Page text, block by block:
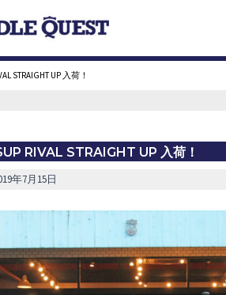
STRAIGHT UP 入荷！
RIVAL STRAIGHT UP 入荷！
年7月15日